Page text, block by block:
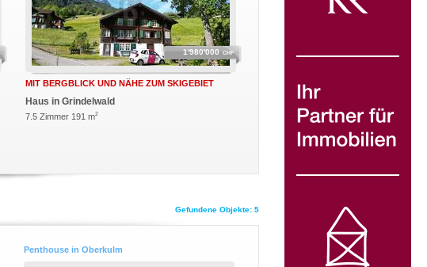
1'980'000 CHF
MIT BERGBLICK UND NÄHE ZUM SKIGEBIET
Haus in Grindelwald
7.5 Zimmer 191 m2
Gefundene Objekte: 5
Penthouse in Oberkulm